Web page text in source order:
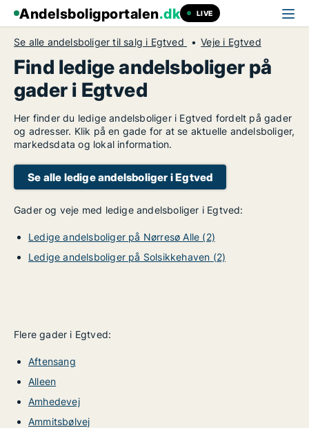
Andelsboligportalen.dk LIVE
Se alle andelsboliger til salg i Egtved Veje i Egtved
Find ledige andelsboliger på
gader i Egtved
Her finder du ledige andelsboliger i Egtved fordelt på gader
og adresser. Klik på en gade for at se aktuelle andelsboliger,
markedsdata og lokal information.
Se alle ledige andelsboliger i Egtved
Gader og veje med ledige andelsboliger i Egtved:
Ledige andelsboliger på Nørresø Alle (2)
Ledige andelsboliger på Solsikkehaven (2)
Flere gader i Egtved:
Aftensang
Alleen
Amhedevej
Ammitsbølvej